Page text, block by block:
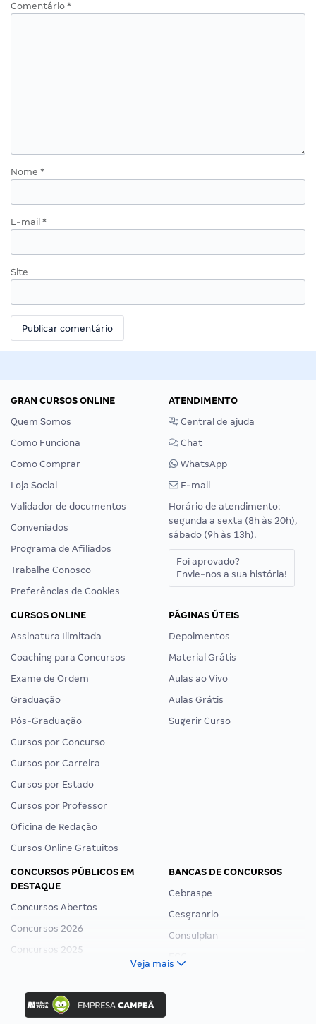
Comentário *
Nome *
E-mail *
Site
GRAN CURSOS ONLINE
Quem Somos
Como Funciona
Como Comprar
Loja Social
Validador de documentos
Conveniados
Programa de Afiliados
Trabalhe Conosco
Preferências de Cookies
ATENDIMENTO
Central de ajuda
Chat
WhatsApp
E-mail
Horário de atendimento:
segunda a sexta (8h às 20h),
sábado (9h às 13h).
Foi aprovado?
Envie-nos a sua história!
CURSOS ONLINE
Assinatura Ilimitada
Coaching para Concursos
Exame de Ordem
Graduação
Pós-Graduação
Cursos por Concurso
Cursos por Carreira
Cursos por Estado
Cursos por Professor
Oficina de Redação
Cursos Online Gratuitos
PÁGINAS ÚTEIS
Depoimentos
Material Grátis
Aulas ao Vivo
Aulas Grátis
Sugerir Curso
CONCURSOS PÚBLICOS EM
DESTAQUE
Concursos Abertos
Concursos 2026
Concursos 2025
Concurso Ibama
Concurso MPU
BANCAS DE CONCURSOS
Cebraspe
Cesgranrio
Consulplan
Veja mais